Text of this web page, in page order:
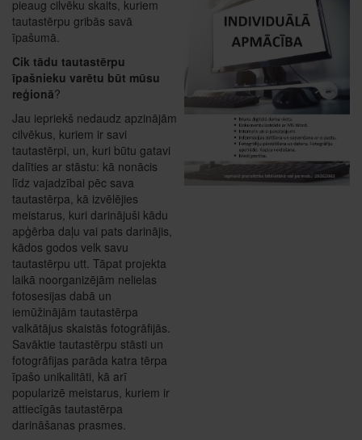
pieaug cilvēku skaits, kuriem
tautastērpu gribās savā
īpašumā.
Cik tādu tautastērpu
īpašnieku varētu būt mūsu
reģionā?
Jau iepriekš nedaudz apzinājām
cilvēkus, kuriem ir savi
tautastērpi, un, kuri būtu gatavi
dalīties ar stāstu: kā nonācis
līdz vajadzībai pēc sava
tautastērpa, kā izvēlējies
meistarus, kuri darinājuši kādu
apģērba daļu vai pats darinājis,
kādos godos velk savu
tautastērpu utt. Tāpat projekta
laikā noorganizējām nelielas
fotosesijas dabā un
iemūžinājām tautastērpa
valkātājus skaistās fotogrāfijās.
Savāktie tautastērpu stāsti un
fotogrāfijas parāda katra tērpa
īpašo unikalitāti, kā arī
popularizē meistarus, kuriem ir
attiecīgās tautastērpa
darināšanas prasmes.